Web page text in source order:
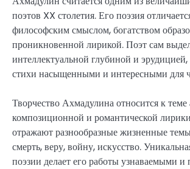
поэтов XX столетия. Его поэзия
философским смыслом, богатством
проникновенной лирикой. Поэт сам
интеллектуальной глубиной и эрудицией,
стихи насыщенными и интересными для
Творчество Ахмадулина относится к теме
композиционной и романтической
отражают разнообразные жизненные
смерть, веру, войну, искусство.
поэзии делает его работы узнаваемыми